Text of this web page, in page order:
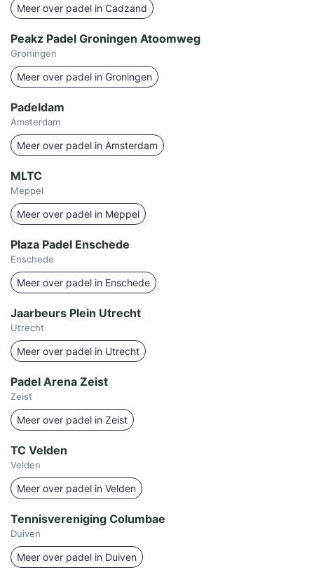
Meer over padel in Cadzand
Peakz Padel Groningen Atoomweg
Groningen
Meer over padel in Groningen
Padeldam
Amsterdam
Meer over padel in Amsterdam
MLTC
Meppel
Meer over padel in Meppel
Plaza Padel Enschede
Enschede
Meer over padel in Enschede
Jaarbeurs Plein Utrecht
Utrecht
Meer over padel in Utrecht
Padel Arena Zeist
Zeist
Meer over padel in Zeist
TC Velden
Velden
Meer over padel in Velden
Tennisvereniging Columbae
Duiven
Meer over padel in Duiven